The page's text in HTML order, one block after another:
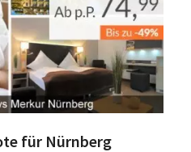
für Nürnberg